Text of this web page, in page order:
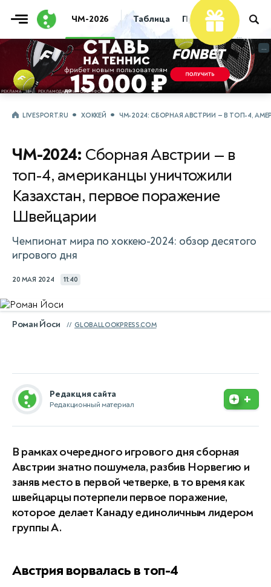
ЧМ-2026 Таблица Прогнозы Live
...
...
LIVESPORT.RU ХОККЕЙ ЧМ-2024: СБОРНАЯ АВСТРИИ — В ТОП-4,
ЧМ-2024: Сборная Австрии — в
топ-4, американцы уничтожили
Казахстан, первое поражение
Швейцарии
Чемпионат мира по хоккею-2024: обзор десятого
игрового дня
20 МАЯ 2024 11:40
Роман Йоси GLOBALLOOKPRESS.COM
Редакция сайта
Редакционный материал +
В рамках очередного игрового дня сборная
Австрии знатно пошумела, разбив Норвегию и
заняв место в первой четверке, в то время как
швейцарцы потерпели первое поражение,
которое делает Канаду единоличным лидером
группы A.
Австрия ворвалась в топ-4